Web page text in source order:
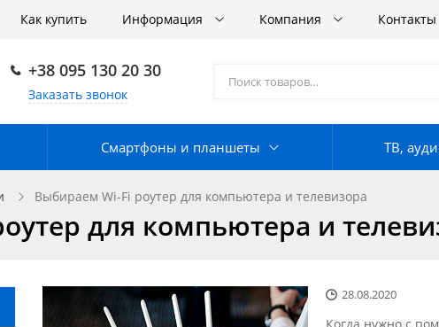
Как купить Информация Компания Контакты
+38 095 130 20 30
Заказать звонок
Смартфоны и планшеты ТВ,
Выбираем Wi-Fi роутер для компьютера и телевизора
для компьютера и
28.08.2020